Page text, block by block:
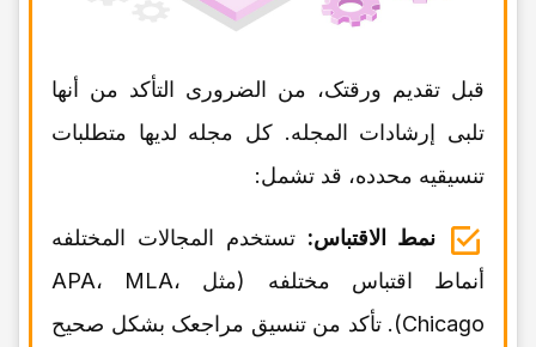
قبل تقدیم ورقتک، من الضروری التأکد من أنها
تلبی إرشادات المجله. کل مجله لدیها متطلبات
تنسیقیه محدده، قد تشمل:
نمط الاقتباس: تستخدم المجالات المختلفه
أنماط اقتباس مختلفه (مثل APA، MLA،
Chicago). تأکد من تنسیق مراجعک بشکل صحیح